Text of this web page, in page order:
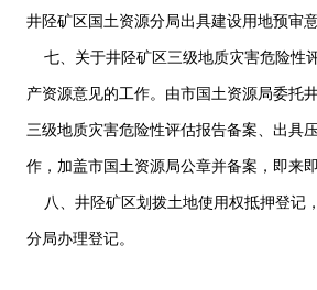
井陉矿区国土资源分局出具建设用地预审意
七、关于井陉矿区三级地质灾害危险性
产资源意见的工作。由市国土资源局委托
三级地质灾害危险性评估报告备案、出具
作，加盖市国土资源局公章并备案，即来即
八、井陉矿区划拨土地使用权抵押登记
分局办理登记。